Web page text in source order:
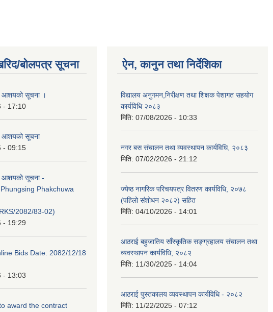
बोलपत्र सूचना
आशयको सूचना ।
- 17:10
आशयको सूचना
- 09:15
आशयको सूचना -
Phakchuwa
2082/83-02)
- 19:29
Bids Date: 2082/12/18
- 13:03
award the contract
ऐन, कानुन तथा निर्देशिका
विद्यालय अनुगमन,निरीक्षण तथा शिक्षक पेशागत सहयोग
कार्यविधि २०८३
मिति: 07/08/2026 - 10:33
नगर बस संचालन तथा व्यवस्थापन कार्यविधि, २०८३
मिति: 07/02/2026 - 21:12
ज्येष्ठ नागरिक परिचयपत्र वितरण कार्यविधि, २०७८
(पहिलो संशोधन २०८२) सहित
मिति: 04/10/2026 - 14:01
आठराई बहुजातिय साँस्कृतिक सङ्ग्रहालय संचालन तथा
व्यवस्थापन कार्यविधि, २०८२
मिति: 11/30/2025 - 14:04
आठराई पुस्तकालय व्यवस्थापन कार्यविधि - २०८२
मिति: 11/22/2025 - 07:12